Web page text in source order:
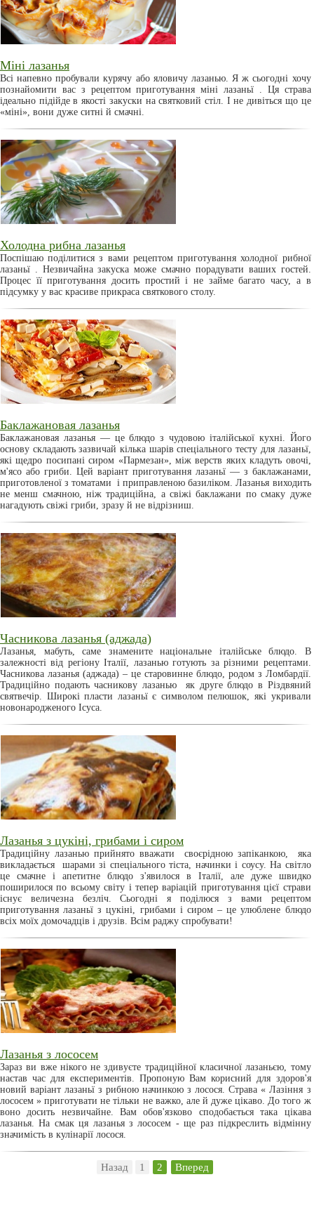
Міні лазанья
Всі напевно пробували курячу або яловичу лазанью. Я ж сьогодні хочу
познайомити вас з рецептом приготування міні лазаньї . Ця страва
ідеально підійде в якості закуски на святковий стіл. І не дивіться що це
«міні», вони дуже ситні й смачні.
Холодна рибна лазанья
Поспішаю поділитися з вами рецептом приготування холодної рибної
лазаньї . Незвичайна закуска може смачно порадувати ваших гостей.
Процес її приготування досить простий і не займе багато часу, а в
підсумку у вас красиве прикраса святкового столу.
Баклажановая лазанья
Баклажановая лазанья — це блюдо з чудовою італійської кухні. Його
основу складають зазвичай кілька шарів спеціального тесту для лазаньї,
які щедро посипані сиром «Пармезан», між верств яких кладуть овочі,
м'ясо або гриби. Цей варіант приготування лазаньї — з баклажанами,
приготовленої з томатами і приправленою базиліком. Лазанья виходить
не менш смачною, ніж традиційна, а свіжі баклажани по смаку дуже
нагадують свіжі гриби, зразу й не відрізниш.
Часникова лазанья (аджада)
Лазанья, мабуть, саме знамените національне італійське блюдо. В
залежності від регіону Італії, лазанью готують за різними рецептами.
Часникова лазанья (аджада) – це старовинне блюдо, родом з Ломбардії.
Традиційно подають часникову лазанью як друге блюдо в Різдвяний
святвечір. Широкі пласти лазаньї є символом пелюшок, які укривали
новонародженого Ісуса.
Лазанья з цукіні, грибами і сиром
Традиційну лазанью прийнято вважати своєрідною запіканкою, яка
викладається шарами зі спеціального тіста, начинки і соусу. На світло
це смачне і апетитне блюдо з'явилося в Італії, але дуже швидко
поширилося по всьому світу і тепер варіацій приготування цієї страви
існує величезна безліч. Сьогодні я поділюся з вами рецептом
приготування лазаньї з цукіні, грибами і сиром – це улюблене блюдо
всіх моїх домочадців і друзів. Всім раджу спробувати!
Лазанья з лососем
Зараз ви вже нікого не здивуєте традиційної класичної лазаньєю, тому
настав час для експериментів. Пропоную Вам корисний для здоров'я
новий варіант лазаньї з рибною начинкою з лосося. Страва « Лазіння з
лососем » приготувати не тільки не важко, але й дуже цікаво. До того ж
воно досить незвичайне. Вам обов'язково сподобається така цікава
лазанья. На смак ця лазанья з лососем - ще раз підкреслить відмінну
значимість в кулінарії лосося.
Назад 1 2 Вперед